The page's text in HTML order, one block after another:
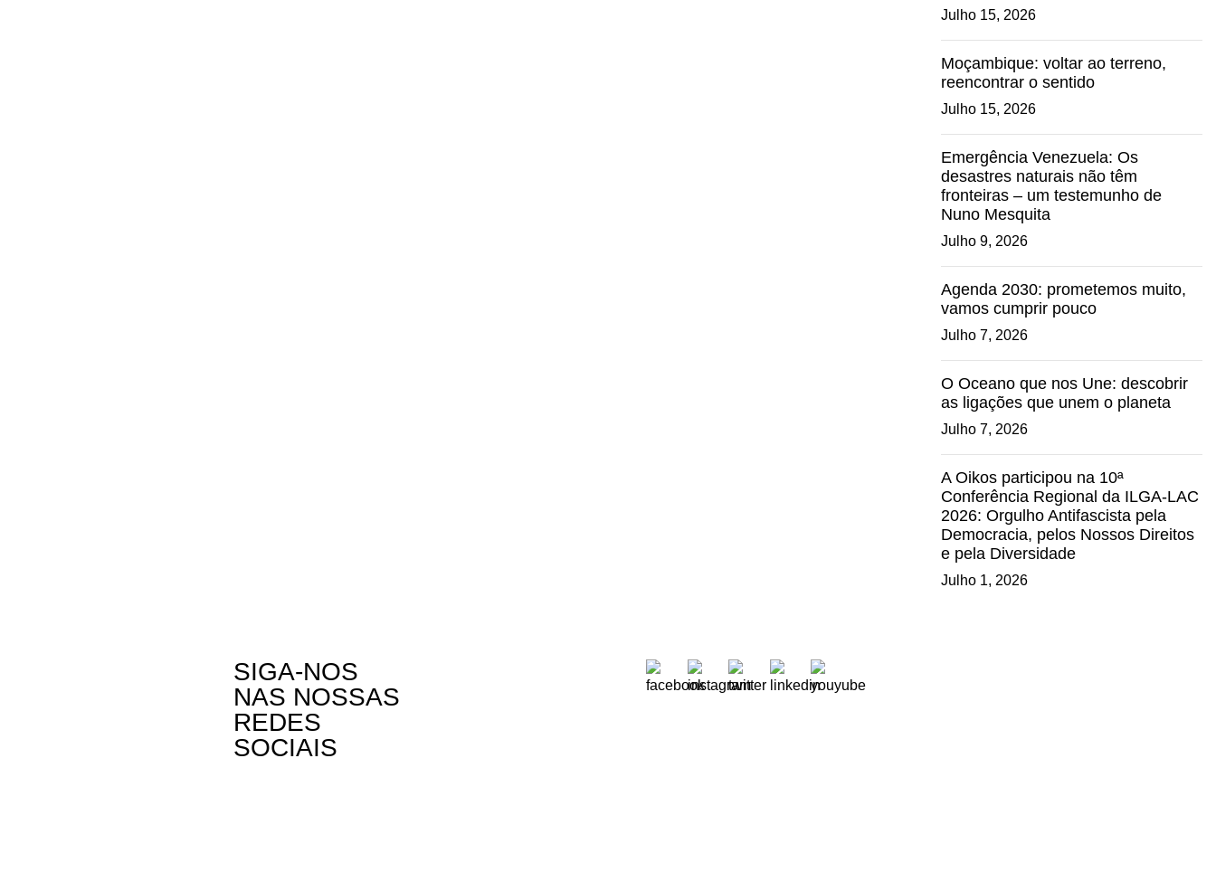
Julho 15, 2026
Moçambique: voltar ao terreno,
reencontrar o sentido
Julho 15, 2026
Emergência Venezuela: Os
desastres naturais não têm
fronteiras – um testemunho de
Nuno Mesquita
Julho 9, 2026
Agenda 2030: prometemos muito,
vamos cumprir pouco
Julho 7, 2026
O Oceano que nos Une: descobrir
as ligações que unem o planeta
Julho 7, 2026
A Oikos participou na 10ª
Conferência Regional da ILGA-LAC
2026: Orgulho Antifascista pela
Democracia, pelos Nossos Direitos
e pela Diversidade
Julho 1, 2026
SIGA-NOS
NAS NOSSAS
REDES
SOCIAIS